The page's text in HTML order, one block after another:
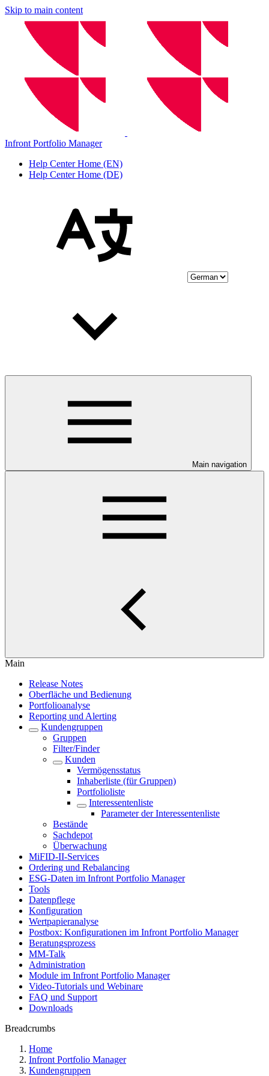
Skip to main content
Infront Portfolio Manager
Help Center Home (EN)
Help Center Home (DE)
Main navigation
Main
Release Notes
Oberfläche und Bedienung
Portfolioanalyse
Reporting und Alerting
Kundengruppen
Gruppen
Filter/Finder
Kunden
Vermögensstatus
Inhaberliste (für Gruppen)
Portfolioliste
Interessentenliste
Parameter der Interessentenliste
Bestände
Sachdepot
Überwachung
MiFID-II-Services
Ordering und Rebalancing
ESG-Daten im Infront Portfolio Manager
Tools
Datenpflege
Konfiguration
Wertpapieranalyse
Postbox: Konfigurationen im Infront Portfolio Manager
Beratungsprozess
MM-Talk
Administration
Module im Infront Portfolio Manager
Video-Tutorials und Webinare
FAQ und Support
Downloads
Breadcrumbs
Home
Infront Portfolio Manager
Kundengruppen